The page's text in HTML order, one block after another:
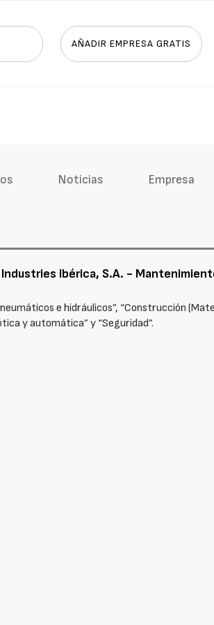
AÑADIR EMPRESA GRATIS
Noticias Empresa
Ibérica, S.A. -
e hidráulicos”, “Construcción
y automática” y “Seguridad”.